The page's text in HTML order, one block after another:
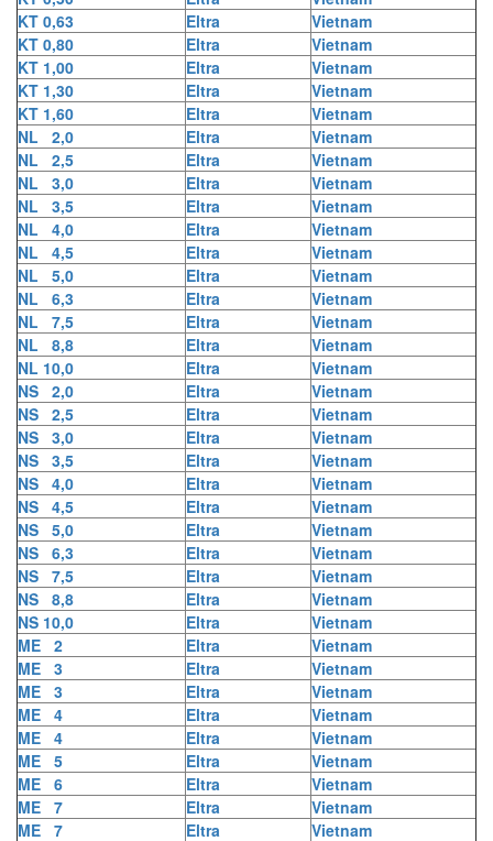
KT 0,63
Eltra
Vietnam
KT 0,80
Eltra
Vietnam
KT 1,00
Eltra
Vietnam
KT 1,30
Eltra
Vietnam
KT 1,60
Eltra
Vietnam
NL 2,0
Eltra
Vietnam
NL 2,5
Eltra
Vietnam
NL 3,0
Eltra
Vietnam
NL 3,5
Eltra
Vietnam
NL 4,0
Eltra
Vietnam
NL 4,5
Eltra
Vietnam
NL 5,0
Eltra
Vietnam
NL 6,3
Eltra
Vietnam
NL 7,5
Eltra
Vietnam
NL 8,8
Eltra
Vietnam
NL 10,0
Eltra
Vietnam
NS 2,0
Eltra
Vietnam
NS 2,5
Eltra
Vietnam
NS 3,0
Eltra
Vietnam
NS 3,5
Eltra
Vietnam
NS 4,0
Eltra
Vietnam
NS 4,5
Eltra
Vietnam
NS 5,0
Eltra
Vietnam
NS 6,3
Eltra
Vietnam
NS 7,5
Eltra
Vietnam
NS 8,8
Eltra
Vietnam
NS 10,0
Eltra
Vietnam
ME 2
Eltra
Vietnam
ME 3
Eltra
Vietnam
ME 3
Eltra
Vietnam
ME 4
Eltra
Vietnam
ME 4
Eltra
Vietnam
ME 5
Eltra
Vietnam
ME 6
Eltra
Vietnam
ME 7
Eltra
Vietnam
ME 7
Eltra Vietnam